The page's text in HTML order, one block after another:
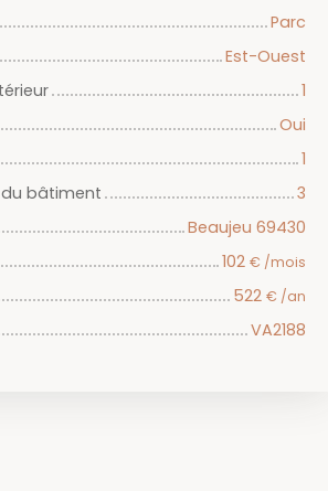
Parc
Est-Ouest
1
Oui
1
bâtiment
3
Beaujeu 69430
102 € /mois
522 € /an
VA2188